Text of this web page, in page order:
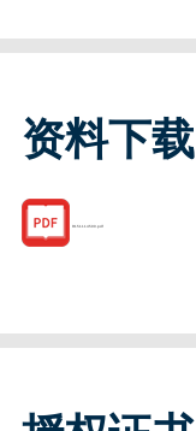
资料下载
R151114500.pdf